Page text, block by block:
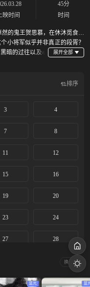
映时间
45分
时间
的鬼王贺思慕，在休沐觅食时
小将军似乎并非真正的段胥？
暗的过往以及心
排序
3 4
7 8
11 12
15 16
19 20
23 24
27 28
35 36
换一换
蓝光 蓝